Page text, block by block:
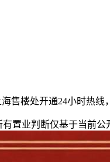
售楼处开通24小时热线
业判断仅基于当前公